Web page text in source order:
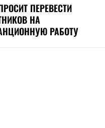
ПЕРЕВЕСТИ
НА
РАБОТУ